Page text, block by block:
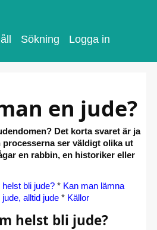
Sökning Logga in
en jude?
Det korta svaret är ja
processerna ser väldigt olika ut
en rabbin, en historiker eller
bli jude? * Kan man lämna
jude, alltid jude * Källor
helst bli jude?